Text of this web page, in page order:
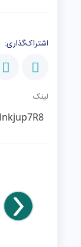
اشتراک‌گذاری:
لینک